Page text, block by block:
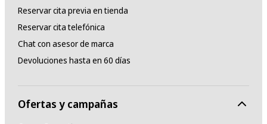
Reservar cita previa en tienda
Reservar cita telefónica
Chat con asesor de marca
Devoluciones hasta en 60 días
Ofertas y campañas